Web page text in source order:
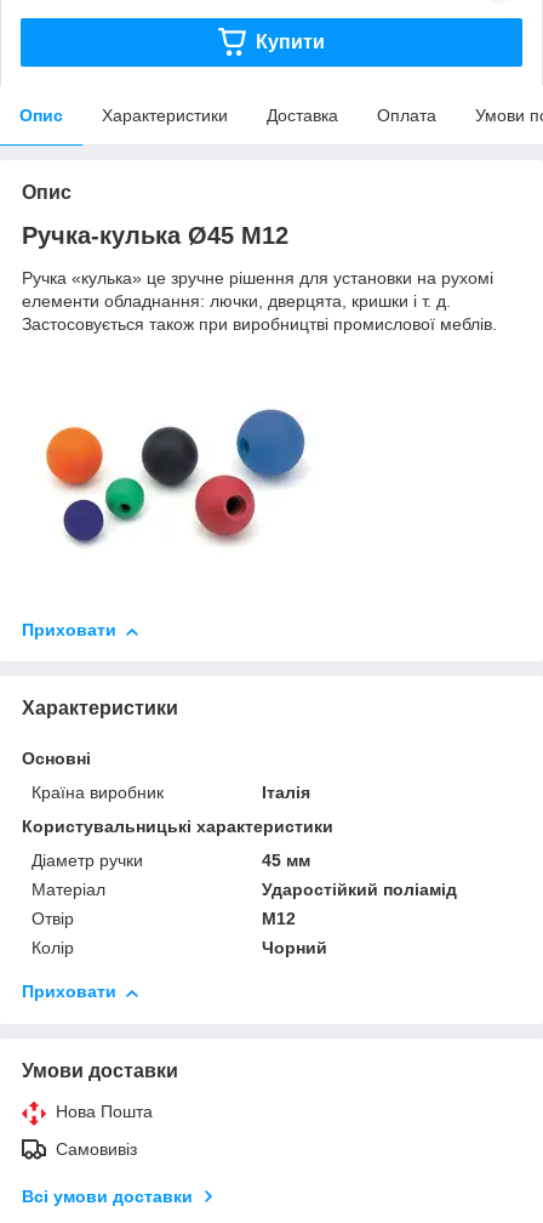
Купити
Опис Характеристики Доставка Оплата Умови
Опис
Ручка-кулька Ø45 М12
Ручка «кулька» це зручне рішення для установки на рухомі
елементи обладнання: лючки, дверцята, кришки і т. д.
Застосовується також при виробництві промислової меблів.
Приховати
Характеристики
Основні
Країна виробник
Італія
Користувальницькі характеристики
Діаметр ручки
45 мм
Матеріал
Ударостійкий поліамід
Отвір
М12
Колір
Чорний
Приховати
Умови доставки
Нова Пошта
Самовивіз
Всі умови доставки